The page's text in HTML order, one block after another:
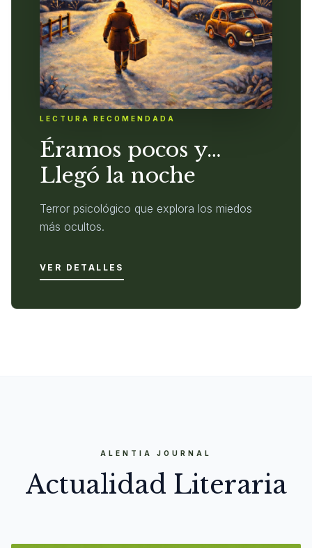
LECTURA RECOMENDADA
Éramos pocos y…
Llegó la noche
Terror psicológico que explora los miedos
más ocultos.
VER DETALLES
ALENTIA JOURNAL
Actualidad Literaria